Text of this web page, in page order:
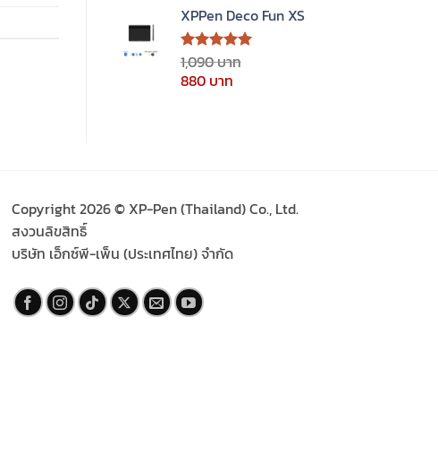
was:
1,450 ฿.
is:
1,290 ฿.
XPPen Deco Fun XS
ให้คะแนน
5.00 ตั้งแต่
1-5
1,090
Original
880
Copyright 2026 © XP-Pen (Thailand) Co., Ltd.
สงวนลิขสิทธิ์
บริษัท เอ็กซ์พี-เพ็น (ประเทศไทย) จำกัด